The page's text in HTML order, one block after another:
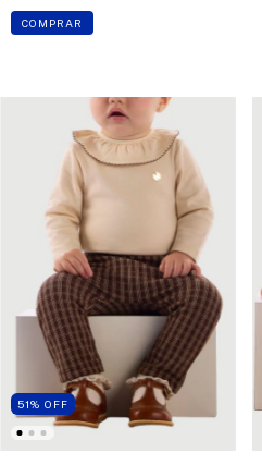
COMPRAR
51% OFF